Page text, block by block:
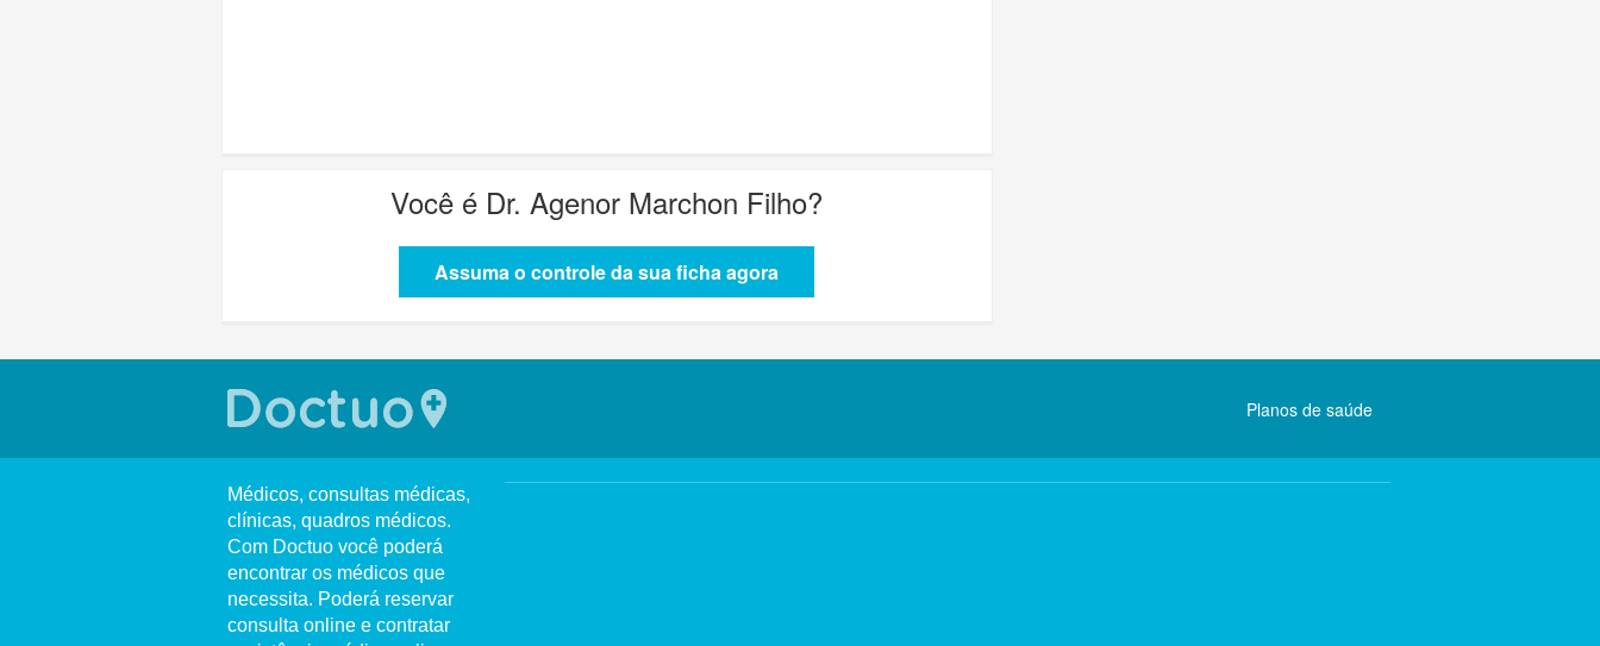
Você é Dr. Agenor Marchon Filho?
Assuma o controle da sua ficha agora
Planos de saúde
Médicos, consultas médicas,
clínicas, quadros médicos.
Com Doctuo você poderá
encontrar os médicos que
necessita. Poderá reservar
consulta online e contratar